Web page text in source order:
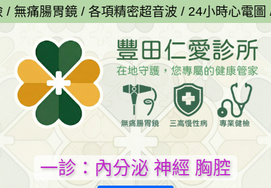
鏡 / 各項精密超音波 / 24小時心電圖 / 三高慢
一診：內分泌 神經 胸腔